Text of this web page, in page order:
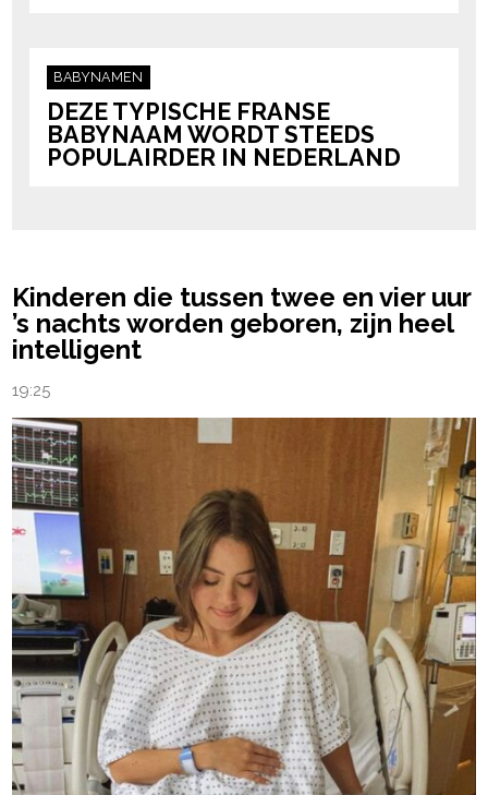
BABYNAMEN
DEZE TYPISCHE FRANSE
BABYNAAM WORDT STEEDS
POPULAIRDER IN NEDERLAND
Kinderen die tussen twee en vier uur
’s nachts worden geboren, zijn heel
intelligent
19:25